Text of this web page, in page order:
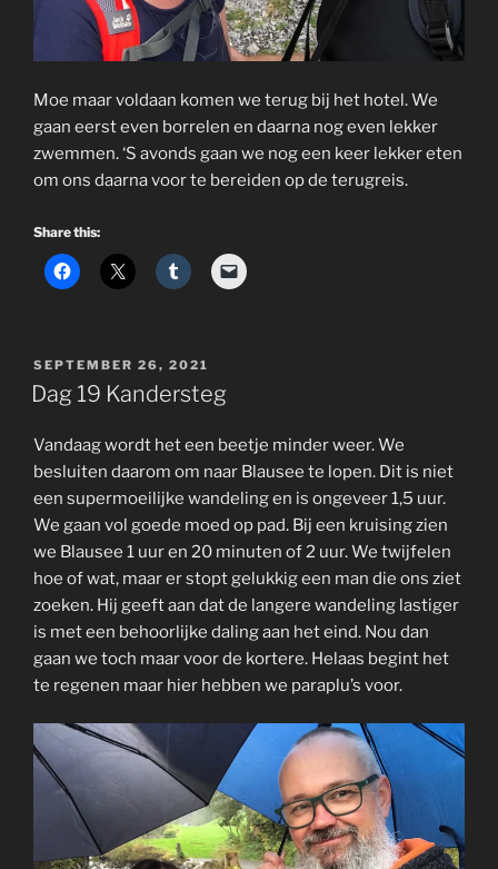
Moe maar voldaan komen we terug bij het hotel. We
gaan eerst even borrelen en daarna nog even lekker
zwemmen. ‘S avonds gaan we nog een keer lekker eten
om ons daarna voor te bereiden op de terugreis.
Share this:
POSTED
ON
SEPTEMBER 26, 2021
Dag 19 Kandersteg
Vandaag wordt het een beetje minder weer. We
besluiten daarom om naar Blausee te lopen. Dit is niet
een supermoeilijke wandeling en is ongeveer 1,5 uur.
We gaan vol goede moed op pad. Bij een kruising zien
we Blausee 1 uur en 20 minuten of 2 uur. We twijfelen
hoe of wat, maar er stopt gelukkig een man die ons ziet
zoeken. Hij geeft aan dat de langere wandeling lastiger
is met een behoorlijke daling aan het eind. Nou dan
gaan we toch maar voor de kortere. Helaas begint het
te regenen maar hier hebben we paraplu’s voor.